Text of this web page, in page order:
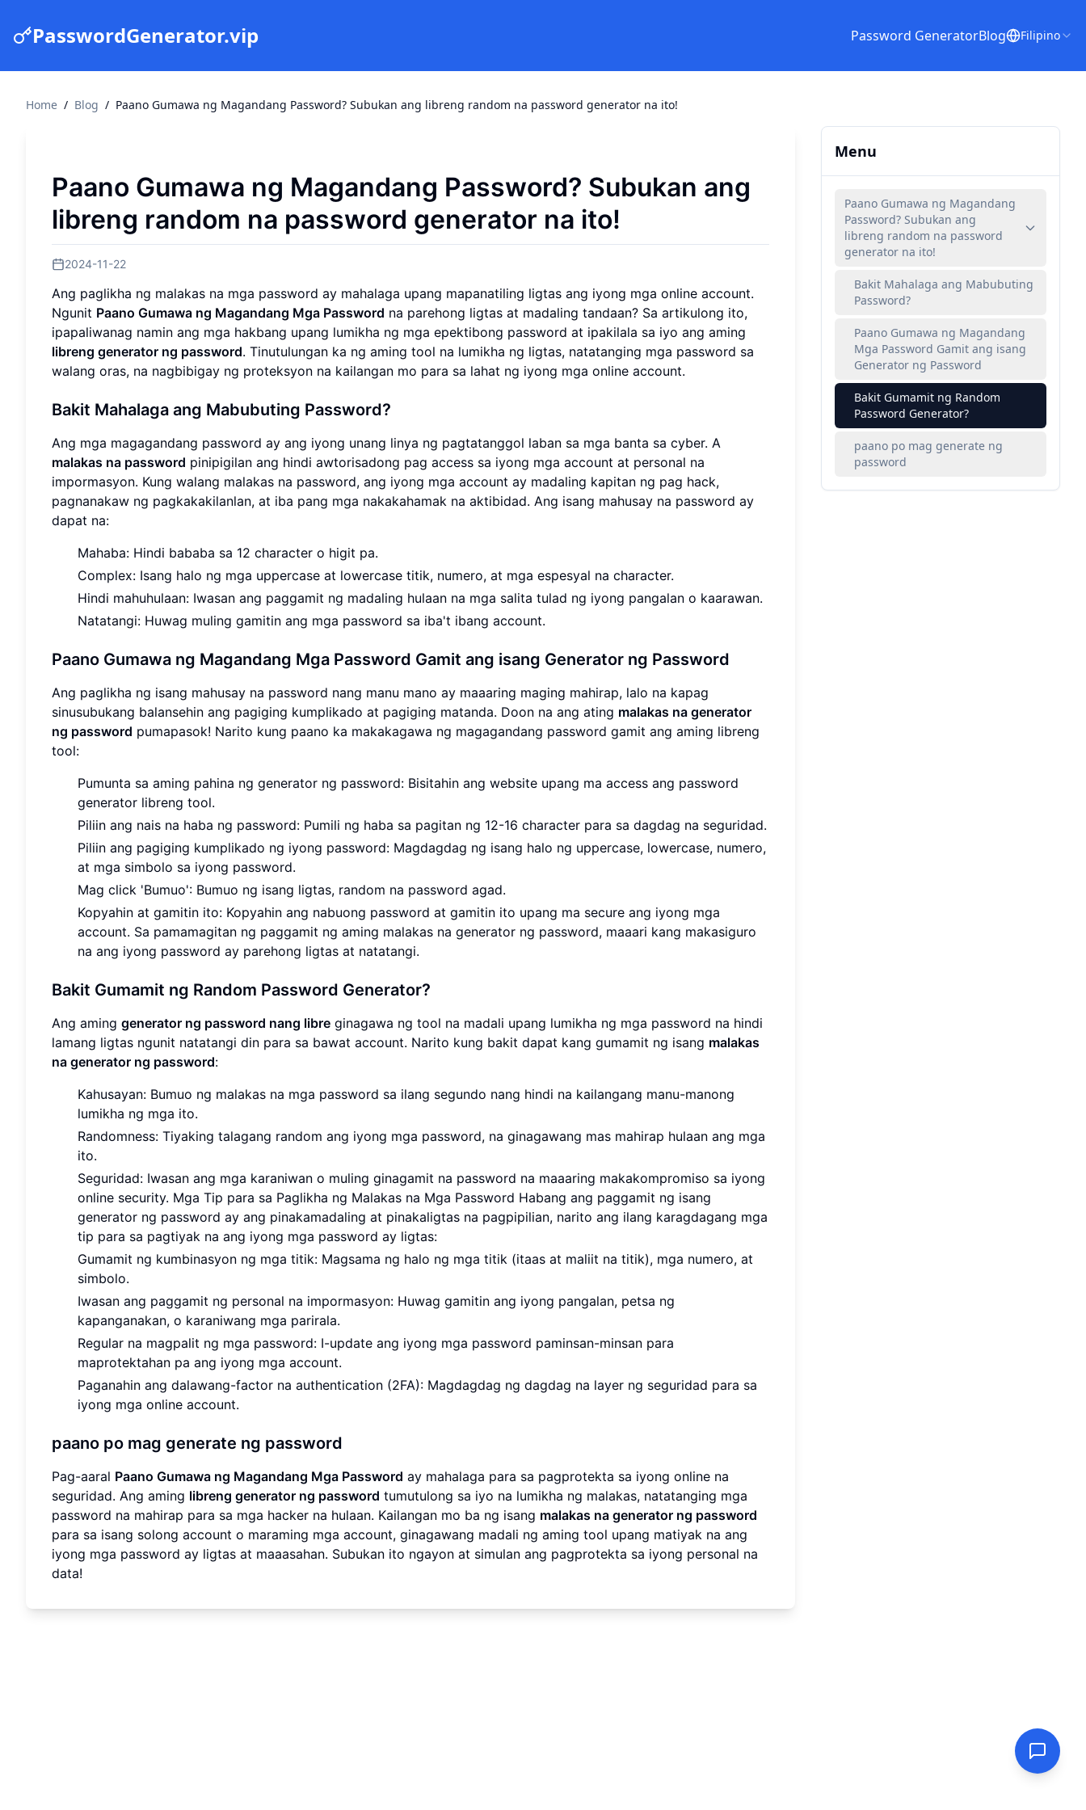
PasswordGenerator.vip Password GeneratorBlog Filipino
Home / Blog / Paano Gumawa ng Magandang Password? Subukan ang libreng random na password generator na ito!
Paano Gumawa ng Magandang Password? Subukan ang
libreng random na password generator na ito!
2024-11-22
Ang paglikha ng malakas na mga password ay mahalaga upang mapanatiling ligtas ang iyong mga online account.
Ngunit Paano Gumawa ng Magandang Mga Password na parehong ligtas at madaling tandaan? Sa artikulong ito,
ipapaliwanag namin ang mga hakbang upang lumikha ng mga epektibong password at ipakilala sa iyo ang aming
libreng generator ng password. Tinutulungan ka ng aming tool na lumikha ng ligtas, natatanging mga password sa
walang oras, na nagbibigay ng proteksyon na kailangan mo para sa lahat ng iyong mga online account.
Bakit Mahalaga ang Mabubuting Password?
Ang mga magagandang password ay ang iyong unang linya ng pagtatanggol laban sa mga banta sa cyber. A
malakas na password pinipigilan ang hindi awtorisadong pag access sa iyong mga account at personal na
impormasyon. Kung walang malakas na password, ang iyong mga account ay madaling kapitan ng pag hack,
pagnanakaw ng pagkakakilanlan, at iba pang mga nakakahamak na aktibidad. Ang isang mahusay na password ay
dapat na:
Mahaba: Hindi bababa sa 12 character o higit pa.
Complex: Isang halo ng mga uppercase at lowercase titik, numero, at mga espesyal na character.
Hindi mahuhulaan: Iwasan ang paggamit ng madaling hulaan na mga salita tulad ng iyong pangalan o kaarawan.
Natatangi: Huwag muling gamitin ang mga password sa iba't ibang account.
Paano Gumawa ng Magandang Mga Password Gamit ang isang Generator ng Password
Ang paglikha ng isang mahusay na password nang manu mano ay maaaring maging mahirap, lalo na kapag
sinusubukang balansehin ang pagiging kumplikado at pagiging matanda. Doon na ang ating malakas na generator
ng password pumapasok! Narito kung paano ka makakagawa ng magagandang password gamit ang aming libreng
tool:
Pumunta sa aming pahina ng generator ng password: Bisitahin ang website upang ma access ang password
generator libreng tool.
Piliin ang nais na haba ng password: Pumili ng haba sa pagitan ng 12-16 character para sa dagdag na seguridad.
Piliin ang pagiging kumplikado ng iyong password: Magdagdag ng isang halo ng uppercase, lowercase, numero,
at mga simbolo sa iyong password.
Mag click 'Bumuo': Bumuo ng isang ligtas, random na password agad.
Kopyahin at gamitin ito: Kopyahin ang nabuong password at gamitin ito upang ma secure ang iyong mga
account. Sa pamamagitan ng paggamit ng aming malakas na generator ng password, maaari kang makasiguro
na ang iyong password ay parehong ligtas at natatangi.
Bakit Gumamit ng Random Password Generator?
Ang aming generator ng password nang libre ginagawa ng tool na madali upang lumikha ng mga password na hindi
lamang ligtas ngunit natatangi din para sa bawat account. Narito kung bakit dapat kang gumamit ng isang malakas
na generator ng password:
Kahusayan: Bumuo ng malakas na mga password sa ilang segundo nang hindi na kailangang manu-manong
lumikha ng mga ito.
Randomness: Tiyaking talagang random ang iyong mga password, na ginagawang mas mahirap hulaan ang mga
ito.
Seguridad: Iwasan ang mga karaniwan o muling ginagamit na password na maaaring makakompromiso sa iyong
online security. Mga Tip para sa Paglikha ng Malakas na Mga Password Habang ang paggamit ng isang
generator ng password ay ang pinakamadaling at pinakaligtas na pagpipilian, narito ang ilang karagdagang mga
tip para sa pagtiyak na ang iyong mga password ay ligtas:
Gumamit ng kumbinasyon ng mga titik: Magsama ng halo ng mga titik (itaas at maliit na titik), mga numero, at
simbolo.
Iwasan ang paggamit ng personal na impormasyon: Huwag gamitin ang iyong pangalan, petsa ng
kapanganakan, o karaniwang mga parirala.
Regular na magpalit ng mga password: I-update ang iyong mga password paminsan-minsan para
maprotektahan pa ang iyong mga account.
Paganahin ang dalawang-factor na authentication (2FA): Magdagdag ng dagdag na layer ng seguridad para sa
iyong mga online account.
paano po mag generate ng password
Pag-aaral Paano Gumawa ng Magandang Mga Password ay mahalaga para sa pagprotekta sa iyong online na
seguridad. Ang aming libreng generator ng password tumutulong sa iyo na lumikha ng malakas, natatanging mga
password na mahirap para sa mga hacker na hulaan. Kailangan mo ba ng isang malakas na generator ng password
para sa isang solong account o maraming mga account, ginagawang madali ng aming tool upang matiyak na ang
iyong mga password ay ligtas at maaasahan. Subukan ito ngayon at simulan ang pagprotekta sa iyong personal na
data!
Menu
Paano Gumawa ng Magandang
Password? Subukan ang
libreng random na password
generator na ito!
Bakit Mahalaga ang Mabubuting
Password?
Paano Gumawa ng Magandang
Mga Password Gamit ang isang
Generator ng Password
Bakit Gumamit ng Random
Password Generator?
paano po mag generate ng
password